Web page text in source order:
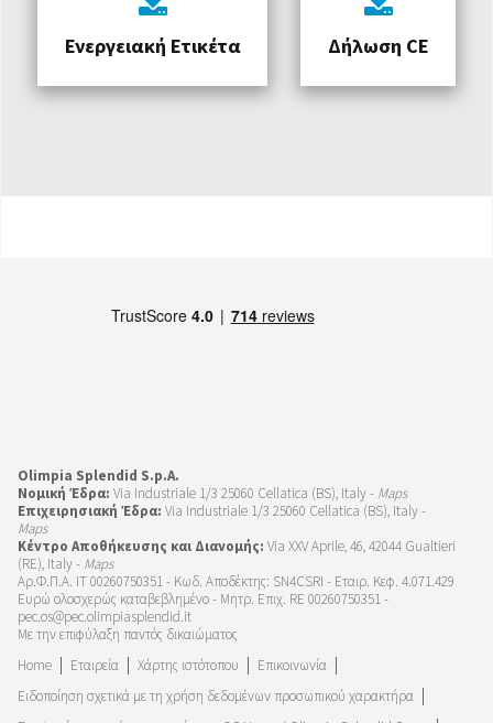
Ενεργειακή Ετικέτα Δήλωση CE
Olimpia Splendid S.p.A.
Νομική Έδρα: Via Industriale 1/3 25060 Cellatica (BS), Italy - Maps
Επιχειρησιακή Έδρα: Via Industriale 1/3 25060 Cellatica (BS), Italy -
Maps
Κέντρο Αποθήκευσης και Διανομής: Via XXV Aprile, 46, 42044 Gualtieri
(RE), Italy - Maps
Αρ.Φ.Π.Α. IT 00260750351 - Κωδ. Αποδέκτης: SN4CSRI - Εταιρ. Κεφ. 4.071.429
Ευρώ ολοσχερώς καταβεβλημένο - Μητρ. Επιχ. RE 00260750351 -
pec.os@pec.olimpiasplendid.it
Με την επιφύλαξη παντός δικαιώματος
Home
Εταιρεία Χάρτης ιστότοπου
Επικοινωνία
Ειδοποίηση σχετικά με τη χρήση δεδομένων προσωπικού χαρακτήρα